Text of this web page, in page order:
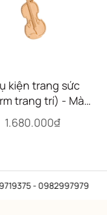
kiện trang sức
trang trí) - Màu
vàng (Violin)
1.680.000₫